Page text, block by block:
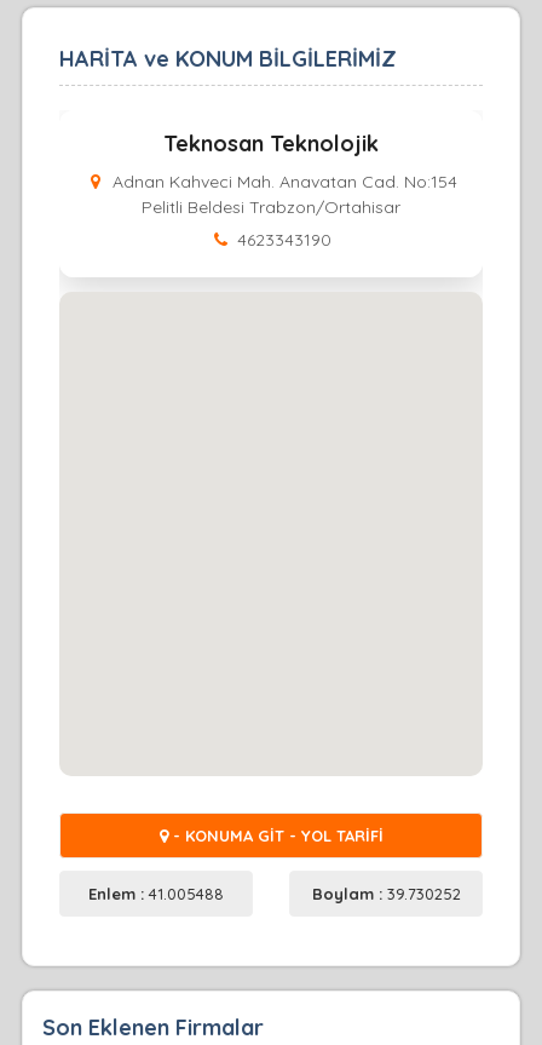
HARİTA ve KONUM BİLGİLERİMİZ
Teknosan Teknolojik
Adnan Kahveci Mah. Anavatan Cad. No:154
Pelitli Beldesi Trabzon/Ortahisar
4623343190
- KONUMA GİT - YOL TARİFİ
Enlem :41.005488 Boylam : 39.730252
Son Eklenen Firmalar